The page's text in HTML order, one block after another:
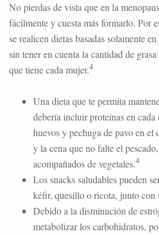
No pierdas de vista que en la
fácilmente y cuesta más formarlo. Por
se realicen dietas basadas solamente
sin tener en cuenta la cantidad de
que tiene cada mujer.4
Una dieta que te permita
debería incluir proteínas en
huevos y pechuga de pavo en el
y la cena que no falte el
acompañados de vegetales.4
Los snacks saludables pueden
kéfir, quesillo o ricota, junto con
Debido a la disminución de
metabolizar los carbohidratos,